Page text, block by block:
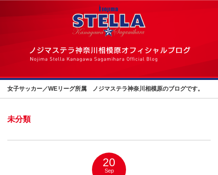
女子サッカー／WEリーグ所属 ノジマステラ神奈川相模原のブログです。
未分類
20
Sep